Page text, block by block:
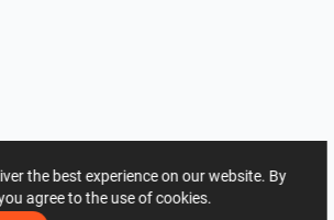
the best experience on our website. By
agree to the use of cookies.